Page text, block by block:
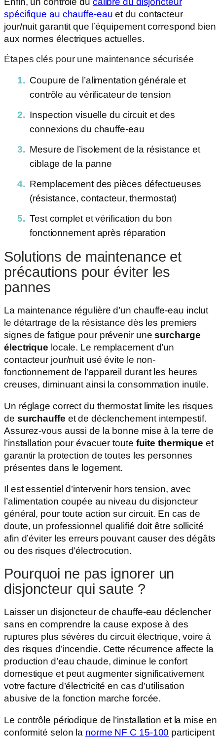
spécifique au chauffe-eau et du contacteur
jour/nuit garantit que l’équipement correspond bien
aux normes électriques actuelles.
Étapes clés pour une maintenance sécurisée
Coupure de l’alimentation générale et
contrôle au vérificateur de tension
Inspection visuelle du circuit et des
connexions du chauffe-eau
Mesure de l’isolement de la résistance et
ciblage de la panne
Remplacement des pièces défectueuses
(résistance, contacteur, thermostat)
Test complet et vérification du bon
fonctionnement après réparation
Solutions de maintenance et
précautions pour éviter les
pannes
La maintenance régulière d’un chauffe-eau inclut
le détartrage de la résistance dès les premiers
signes de fatigue pour prévenir unesurcharge
électrique locale. Le remplacement d’un
contacteur jour/nuit usé évite le non-
fonctionnement de l’appareil durant les heures
creuses, diminuant ainsi la consommation inutile.
Un réglage correct du thermostat limite les risques
de surchauffe et de déclenchement intempestif.
Assurez-vous aussi de la bonne mise à la terre de
l’installation pour évacuer toute fuite thermique et
garantir la protection de toutes les personnes
présentes dans le logement.
Il est essentiel d’intervenir hors tension, avec
l’alimentation coupée au niveau du disjoncteur
général, pour toute action sur circuit. En cas de
doute, un professionnel qualifié doit être sollicité
afin d’éviter les erreurs pouvant causer des dégâts
ou des risques d’électrocution.
Pourquoi ne pas ignorer un
disjoncteur qui saute ?
Laisser un disjoncteur de chauffe-eau déclencher
sans en comprendre la cause expose à des
ruptures plus sévères du circuit électrique, voire à
des risques d’incendie. Cette récurrence affecte la
production d’eau chaude, diminue le confort
domestique et peut augmenter significativement
votre facture d’électricité en cas d’utilisation
abusive de la fonction marche forcée.
Le contrôle périodique de l’installation et la mise en
conformité selon la norme NF C 15-100 participent